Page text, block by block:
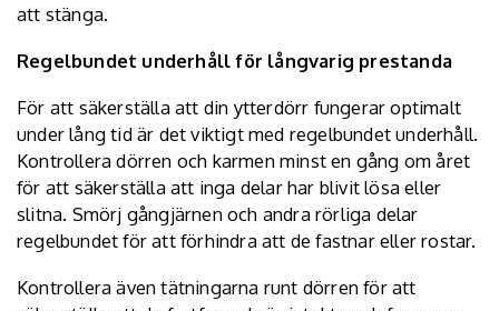
att stänga.
Regelbundet underhåll för långvarig prestanda
För att säkerställa att din ytterdörr fungerar optimalt
under lång tid är det viktigt med regelbundet underhåll.
Kontrollera dörren och karmen minst en gång om året
för att säkerställa att inga delar har blivit lösa eller
slitna. Smörj gångjärnen och andra rörliga delar
regelbundet för att förhindra att de fastnar eller rostar.
Kontrollera även tätningarna runt dörren för att